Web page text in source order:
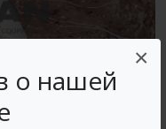
о нашей
×